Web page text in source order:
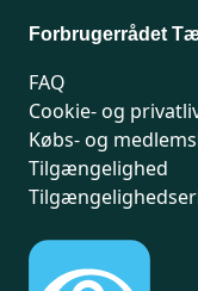
Forbrugerrådet
FAQ
Cookie- og
Købs- og
Tilgængelighed